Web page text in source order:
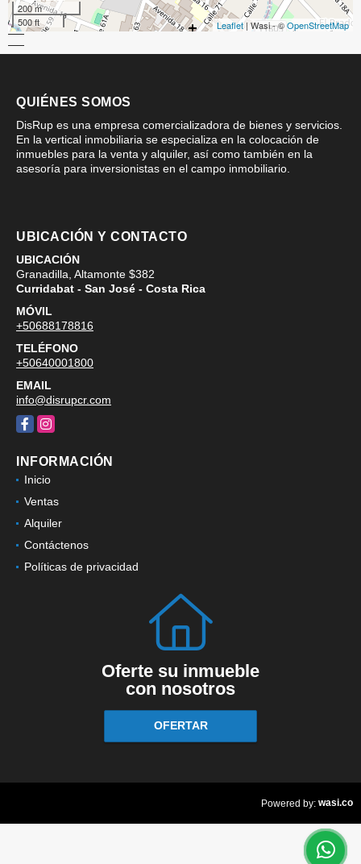
200 m
500 ft
Leaflet | Wasi - ©OpenStreetMap
QUIÉNES SOMOS
DisRup es una empresa comercializadora de bienes y servicios.
En la vertical inmobiliaria se especializa en la colocación de
inmuebles para la venta y alquiler, así como también en la
asesoría para inversionistas en el campo inmobiliario.
UBICACIÓN Y CONTACTO
UBICACIÓN
Granadilla, Altamonte $382
Curridabat - San José - Costa Rica
MÓVIL
+50688178816
TELÉFONO
+50640001800
EMAIL
info@disrupcr.com
FacebookInstagram
INFORMACIÓN
Inicio
Ventas
Alquiler
Contáctenos
Políticas de privacidad
Oferte su inmueble
con nosotros
OFERTAR
Powered by: wasi.co